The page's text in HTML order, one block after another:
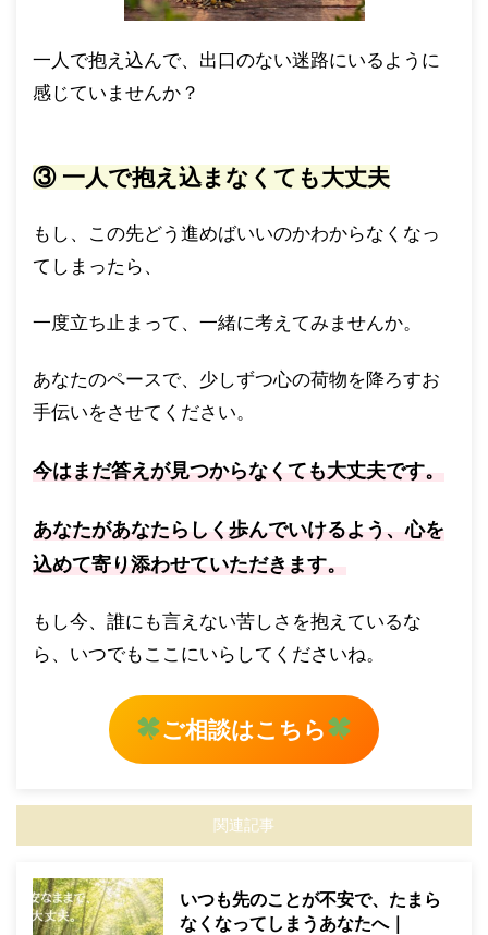
一人で抱え込んで、出口のない迷路にいるように
感じていませんか？
③ 一人で抱え込まなくても大丈夫
もし、この先どう進めばいいのかわからなくなっ
てしまったら、
一度立ち止まって、一緒に考えてみませんか。
あなたのペースで、少しずつ心の荷物を降ろすお
手伝いをさせてください。
今はまだ答えが見つからなくても大丈夫です。
あなたがあなたらしく歩んでいけるよう、心を
込めて寄り添わせていただきます。
もし今、誰にも言えない苦しさを抱えているな
ら、いつでもここにいらしてくださいね。
ご相談はこちら
関連記事
いつも先のことが不安で、たまら
なくなってしまうあなたへ｜